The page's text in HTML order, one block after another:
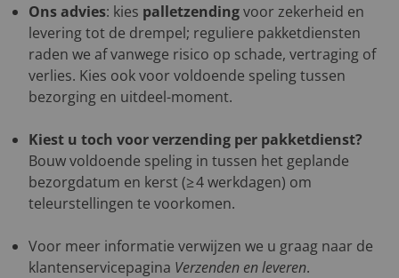
Ons advies: kies palletzendingvoor zekerheid en
levering tot de drempel; reguliere pakketdiensten
raden we af vanwege risico op schade, vertraging of
verlies. Kies ook voor voldoende speling tussen
bezorging en uitdeel-moment.
Kiest u toch voor verzending per pakketdienst?
Bouw voldoende speling in tussen het geplande
bezorgdatum en kerst (≥ 4 werkdagen) om
teleurstellingen te voorkomen.
Voor meer informatie verwijzen we u graag naar de
klantenservicepagina Verzenden en leveren.